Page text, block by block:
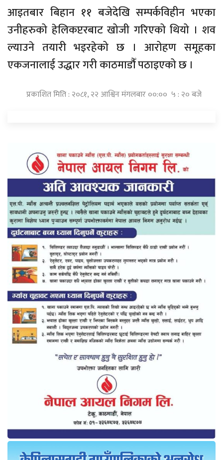
आइतबार बिहान ११ बजेदेखि सम्पर्कविहीन भएका
उनीहरुको हेलिकप्टरबाट खोजी गरिएको थियो । शव
ल्याउने तयारी भइरहेको छ । आरोहण समूहका
एकजनालाई उद्धार गरी काठमाडौँं पठाइएको छ ।
प्रकाशित मिति : २०८१, २२ आश्विन मंगलबार ००:०० ५ : २० बजे